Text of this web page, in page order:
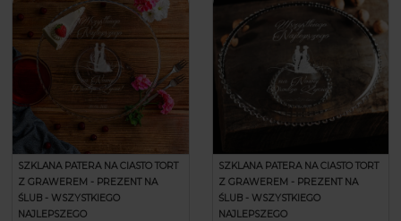
SZKLANA PATERA NA CIASTO TORT
Z GRAWEREM - PREZENT NA
ŚLUB - WSZYSTKIEGO
NAJLEPSZEGO
SZKLANA PATERA NA CIASTO TORT
Z GRAWEREM - PREZENT NA
ŚLUB - WSZYSTKIEGO
NAJLEPSZEGO